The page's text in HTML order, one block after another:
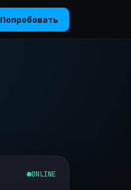
Попробовать
ONLINE